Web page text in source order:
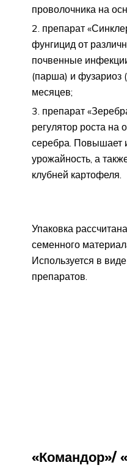
проволочника на
препарат
фунгицид от
почвенные
(парша) и фузариоз
месяцев;
препарат
регулятор роста на
серебра. Повышает
урожайность, а
клубней картофеля.
Упаковка
семенного
Используется в
препаратов.
«Командор»/